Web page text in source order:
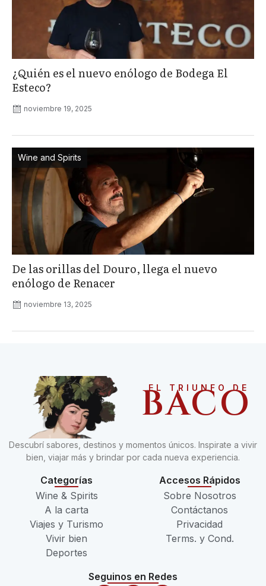
¿Quién es el nuevo enólogo de Bodega El
Esteco?
noviembre 19, 2025
Wine and Spirits
De las orillas del Douro, llega el nuevo
enólogo de Renacer
noviembre 13, 2025
EL TRIUNFO DE
BACO
Descubrí sabores, destinos y momentos únicos. Inspirate a vivir
bien, viajar más y brindar por cada nueva experiencia.
Categorías
Wine & Spirits
A la carta
Viajes y Turismo
Vivir bien
Deportes
Accesos Rápidos
Sobre Nosotros
Contáctanos
Privacidad
Terms. y Cond.
Seguinos en Redes